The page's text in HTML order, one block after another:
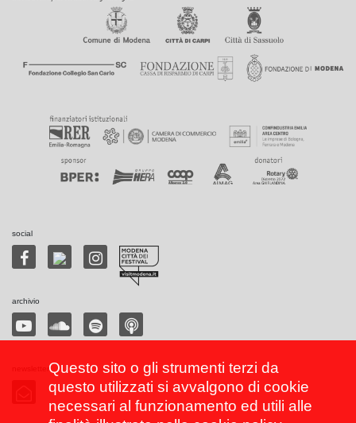
social
archivio
Questo sito o gli strumenti terzi da
questo utilizzati si avvalgono di cookie
necessari al funzionamento ed utili alle